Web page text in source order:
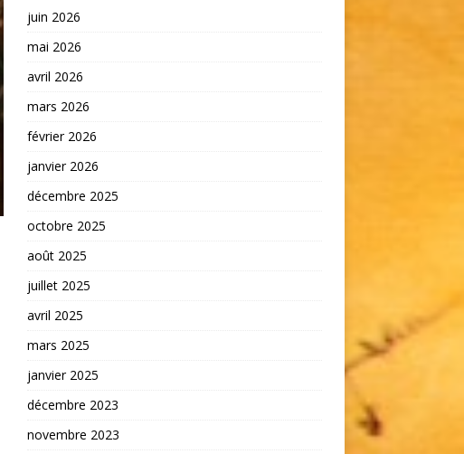
juin 2026
mai 2026
avril 2026
mars 2026
février 2026
janvier 2026
décembre 2025
octobre 2025
août 2025
juillet 2025
avril 2025
mars 2025
janvier 2025
décembre 2023
novembre 2023